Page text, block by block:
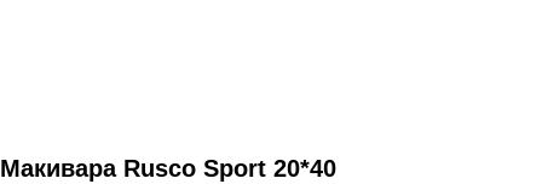
Макивара Rusco Sport 20*40